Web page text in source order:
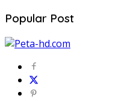
Popular Post